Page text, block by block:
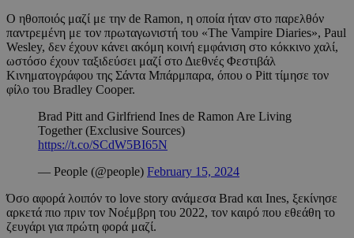
O ηθοποιός μαζί με την de Ramon, η οποία ήταν στο παρελθόν
παντρεμένη με τον πρωταγωνιστή του «The Vampire Diaries», Paul
Wesley, δεν έχουν κάνει ακόμη κοινή εμφάνιση στο κόκκινο χαλί,
ωστόσο έχουν ταξιδεύσει μαζί στο Διεθνές Φεστιβάλ
Κινηματογράφου της Σάντα Μπάρμπαρα, όπου ο Pitt τίμησε τον
φίλο του Bradley Cooper.
Brad Pitt and Girlfriend Ines de Ramon Are Living
Together (Exclusive Sources)
https://t.co/SCdW5BI65N
— People (@people) February 15, 2024
Όσο αφορά λοιπόν το love story ανάμεσα Brad και Ines, ξεκίνησε
αρκετά πιο πριν τον Νοέμβρη του 2022, τον καιρό που εθεάθη το
ζευγάρι για πρώτη φορά μαζί.